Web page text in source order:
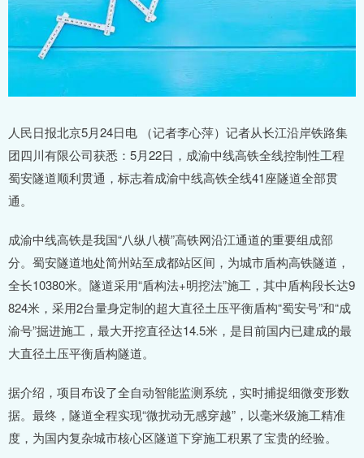
人民日报北京5月24日电 （记者李心萍）记者从长江沿岸铁路集
团四川有限公司获悉：5月22日，成渝中线高铁全线控制性工程
蜀安隧道顺利贯通，标志着成渝中线高铁全线41座隧道全部贯
通。
成渝中线高铁是我国“八纵八横”高铁网沿江通道的重要组成部
分。蜀安隧道地处简州站至成都站区间，为城市盾构高铁隧道，
全长10380米。隧道采用“盾构法+明挖法”施工，其中盾构段长达9
824米，采用2台量身定制的超大直径土压平衡盾构“蜀安号”和“成
渝号”掘进施工，最大开挖直径达14.5米，是目前国内已建成的最
大直径土压平衡盾构隧道。
据介绍，项目布设了全自动智能监测系统，实时捕捉细微变形数
据。最终，隧道全程实现“微扰动无感穿越”，以毫米级施工精准
度，为国内复杂城市核心区隧道下穿施工积累了宝贵的经验。